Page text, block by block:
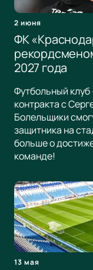
2 июня
ФК
2027 года
Футбольный
контракта с
Болельщики
защитника на
больше о
команде!
13 мая